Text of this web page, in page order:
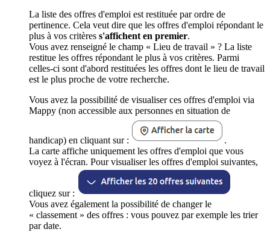
La liste des offres d'emploi est restituée par ordre de
pertinence. Cela veut dire que les offres d'emploi répondant le
plus à vos critères s'affichent en premier.
Vous avez renseigné le champ « Lieu de travail » ? La liste
restitue les offres répondant le plus à vos critères. Parmi
celles-ci sont d'abord restituées les offres dont le lieu de travail
est le plus proche de votre recherche.
Vous avez la possibilité de visualiser ces offres d'emploi via
Mappy (non accessible aux personnes en situation de
handicap) en cliquant sur :
.
La carte affiche uniquement les offres d'emploi que vous
voyez à l'écran. Pour visualiser les offres d'emploi suivantes,
cliquez sur :
Vous avez également la possibilité de changer le
« classement » des offres : vous pouvez par exemple les trier
par date.